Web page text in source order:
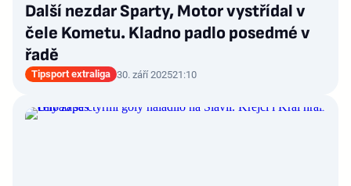
Další nezdar Sparty, Motor vystřídal v
čele Kometu. Kladno padlo posedmé v
řadě
Tipsport extraliga 30. září 202521:10